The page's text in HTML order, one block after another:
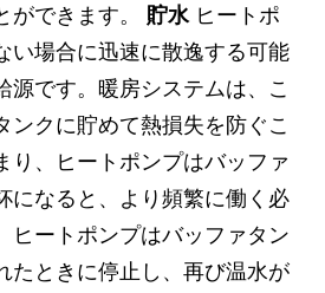
ができます。 貯水 ヒートポ
い場合に迅速に散逸する可能
源です。暖房システムは、こ
ンクに貯めて熱損失を防ぐこ
り、ヒートポンプはバッファ
になると、より頻繁に働く必
ヒートポンプはバッファタン
たときに停止し、再び温水が